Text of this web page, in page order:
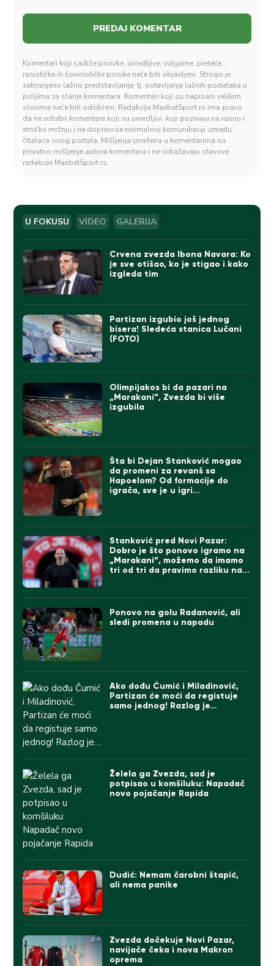
Komentari koji sadrže psovke, uvredljive, vulgarne, preteće,
rasističke ili šovinističke poruke neće biti objavljeni. Strogo je
zabranjeno lažno predstavljanje, tj. ostavljanje lažnih podataka u
poljima za slanje komentara. Komentari koji su napisani velikim
slovima neće biti odobreni. Redakcija MaxbetSport.rs ima pravo
da ne odobri komentare koji su uvredljivi, koji pozivaju na rasnu i
etničku mržnju i ne doprinose normalnoj komunikaciji između
čitalaca ovog portala. Mišljenja iznešena u komentarima su
privatno mišljenje autora komentara i ne odražavaju stavove
redakcije MaxbetSport.rs.
U FOKUSU VIDEO GALERIJA
Crvena zvezda Ibona Navara: Ko
je sve otišao, ko je stigao i kako
izgleda tim
Partizan izgubio još jednog
bisera! Sledeća stanica Lučani
(FOTO)
Olimpijakos bi da pazari na
„Marakani“, Zvezda bi više
izgubila
Šta bi Dejan Stanković mogao
da promeni za revanš sa
Hapoelom? Od formacije do
igrača, sve je u igri…
Stanković pred Novi Pazar:
Dobro je što ponovo igramo na
„Marakani“, možemo da imamo
tri od tri da pravimo razliku na
Ponovo na golu Radanović, ali
sledi promena u napadu
Ako dođu Čumić i Miladinović,
Partizan će moći da registuje
samo jednog! Razlog je…
Želela ga Zvezda, sad je
potpisao u komšiluku: Napadač
novo pojačanje Rapida
Dudić: Nemam čarobni štapić,
ali nema panike
Zvezda dočekuje Novi Pazar,
navijače čeka i nova Makron
oprema